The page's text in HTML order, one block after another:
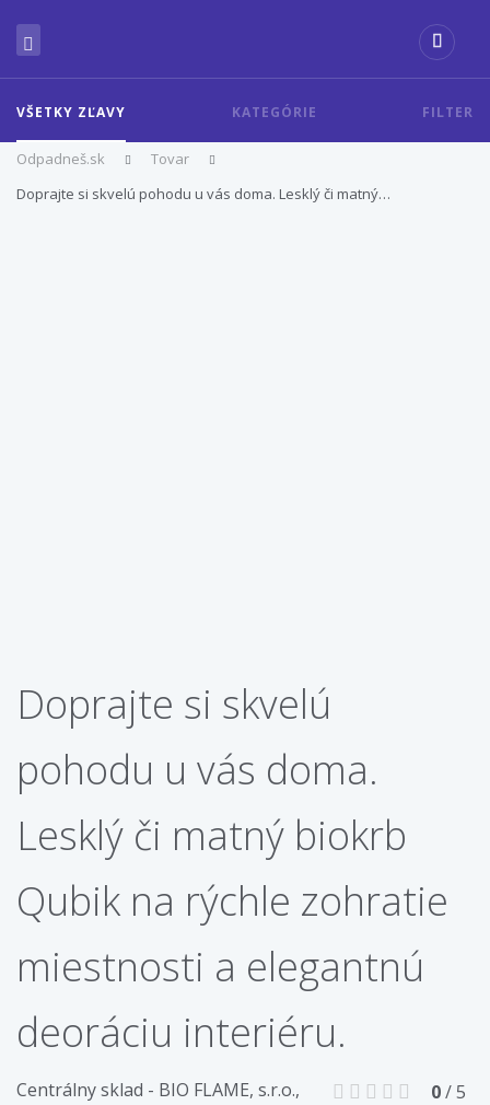
VŠETKY ZĽAVY KATEGÓRIE FILTER
Odpadneš.sk
Tovar
Doprajte si skvelú pohodu u vás doma. Lesklý či matný…
Doprajte si skvelú
pohodu u vás doma.
Lesklý či matný biokrb
Qubik na rýchle zohratie
miestnosti a elegantnú
deoráciu interiéru.
Centrálny sklad - BIO FLAME, s.r.o., 0/ 5